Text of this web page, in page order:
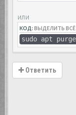
или
КОД:ВЫДЕЛИТЬ ВСЁ
sudo apt
Ответить